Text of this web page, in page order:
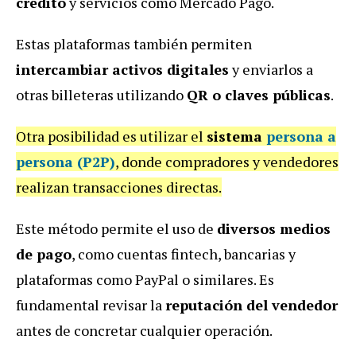
Estas plataformas también permiten
intercambiar activos digitalesy enviarlos a
otras billeteras utilizando QR o claves públicas.
Otra posibilidad es utilizar el sistema persona a
persona (P2P), donde compradores y vendedores
realizan transacciones directas.
Este método permite el uso de diversos medios
de pago, como cuentas fintech, bancarias y
plataformas como PayPal o similares. Es
fundamental revisar lareputación del vendedor
antes de concretar cualquier operación.